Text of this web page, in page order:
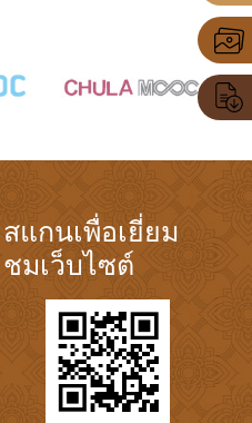
สแกนเพื่อเยี่ยม
ชมเว็บไซต์